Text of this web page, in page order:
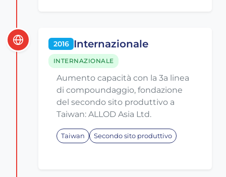
2016 Internazionale
INTERNAZIONALE
Aumento capacità con la 3a linea
di compoundaggio, fondazione
del secondo sito produttivo a
Taiwan: ALLOD Asia Ltd.
Taiwan Secondo sito produttivo